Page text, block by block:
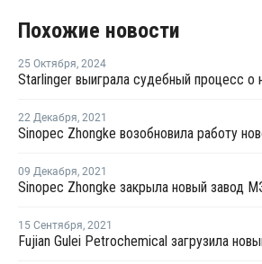
Похожие новости
25 Октября, 2024
22 Декабря, 2021
09 Декабря, 2021
15 Сентября, 2021